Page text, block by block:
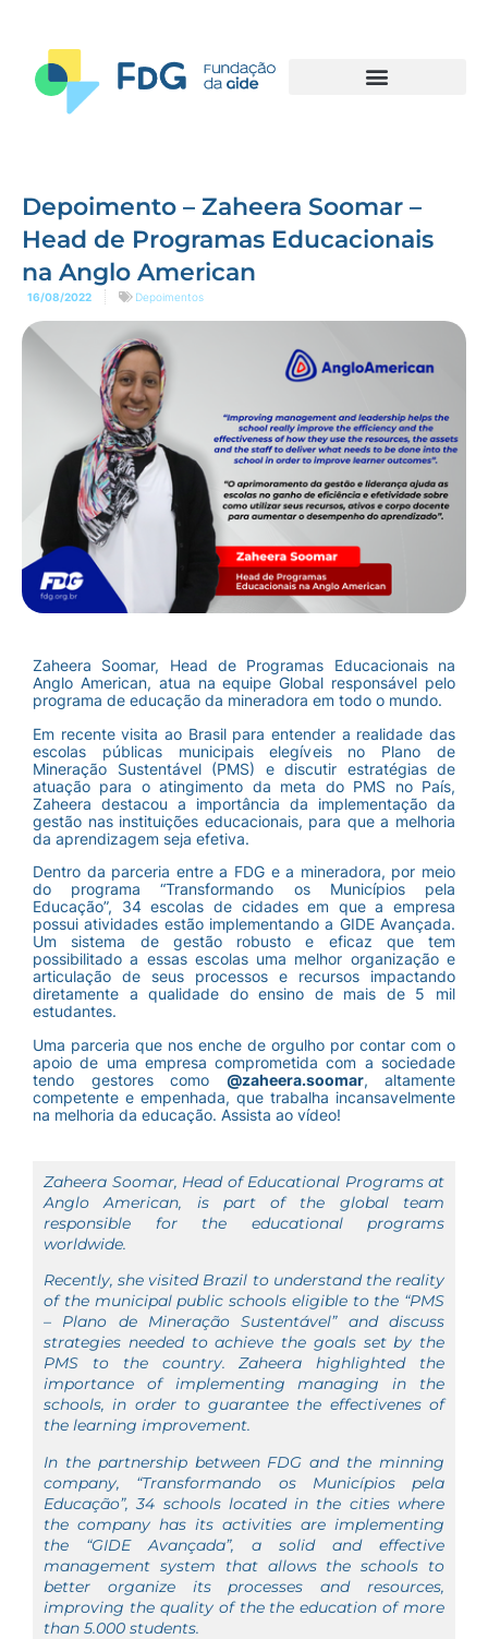
Depoimento – Zaheera Soomar –
Head de Programas Educacionais
na Anglo American
16/08/2022 Depoimentos
Zaheera Soomar, Head de Programas Educacionais na
Anglo American, atua na equipe Global responsável pelo
programa de educação da mineradora em todo o mundo.
Em recente visita ao Brasil para entender a realidade das
escolas públicas municipais elegíveis no Plano de
Mineração Sustentável (PMS) e discutir estratégias de
atuação para o atingimento da meta do PMS no País,
Zaheera destacou a importância da implementação da
gestão nas instituições educacionais, para que a melhoria
da aprendizagem seja efetiva.
Dentro da parceria entre a FDG e a mineradora, por meio
do programa “Transformando os Municípios pela
Educação”, 34 escolas de cidades em que a empresa
possui atividades estão implementando a GIDE Avançada.
Um sistema de gestão robusto e eficaz que tem
possibilitado a essas escolas uma melhor organização e
articulação de seus processos e recursos impactando
diretamente a qualidade do ensino de mais de 5 mil
estudantes.
Uma parceria que nos enche de orgulho por contar com o
apoio de uma empresa comprometida com a sociedade
tendo gestores como @zaheera.soomar, altamente
competente e empenhada, que trabalha incansavelmente
na melhoria da educação. Assista ao vídeo!
Zaheera Soomar, Head of Educational Programs at
Anglo American, is part of the global team
responsible for the educational programs
worldwide.
Recently, she visited Brazil to understand the reality
of the municipal public schools eligible to the “PMS
– Plano de Mineração Sustentável” and discuss
strategies needed to achieve the goals set by the
PMS to the country. Zaheera highlighted the
importance of implementing managing in the
schools, in order to guarantee the effectivenes of
the learning improvement.
In the partnership between FDG and the minning
company, “Transformando os Municípios pela
Educação”, 34 schools located in the cities where
the company has its activities are implementing
the “GIDE Avançada”, a solid and effective
management system that allows the schools to
better organize its processes and resources,
improving the quality of the the education of more
than 5.000 students.